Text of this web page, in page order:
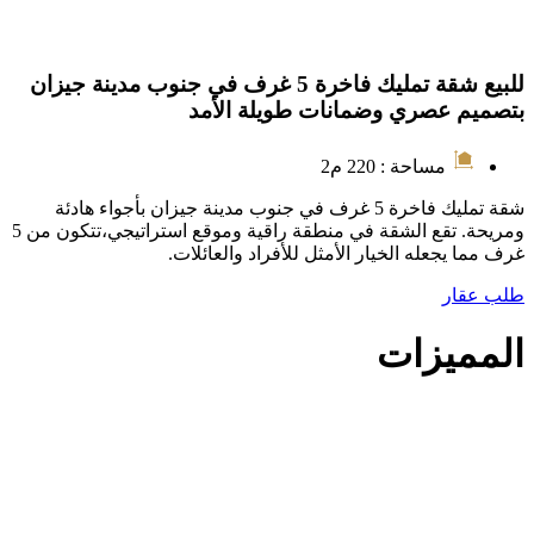
للبيع شقة تمليك فاخرة 5 غرف في جنوب مدينة جيزان
بتصميم عصري وضمانات طويلة الأمد
مساحة : 220 م2
شقة تمليك فاخرة 5 غرف في جنوب مدينة جيزان بأجواء هادئة
ومريحة. تقع الشقة في منطقة راقية وموقع استراتيجي،تتكون من 5
غرف مما يجعله الخيار الأمثل للأفراد والعائلات.
طلب عقار
المميزات